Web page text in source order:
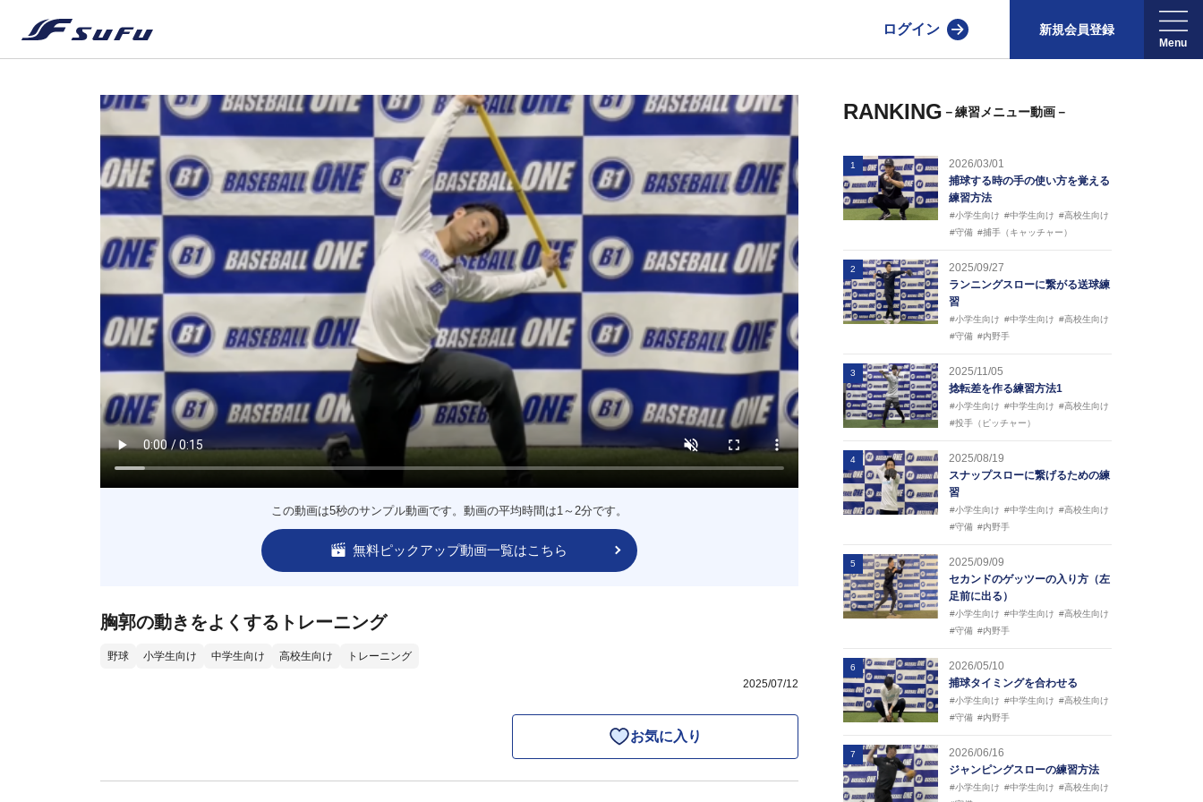
ログイン 新規会員登録
この動画は5秒のサンプル動画です。動画の平均時間は1～2分です。
無料ピックアップ動画一覧はこちら
胸郭の動きをよくするトレーニング
野球 小学生向け 中学生向け 高校生向け トレーニング
2025/07/12
お気に入り
RANKING －練習メニュー動画－
1
2026/03/01
捕球する時の手の使い方を覚える
練習方法
#小学生向け #中学生向け #高校生向け
#守備 #捕手（キャッチャー）
2
2025/09/27
ランニングスローに繋がる送球練
習
#小学生向け #中学生向け #高校生向け
#守備 #内野手
3
2025/11/05
捻転差を作る練習方法1
#小学生向け #中学生向け #高校生向け
#投手（ピッチャー）
4
2025/08/19
スナップスローに繋げるための練
習
#小学生向け #中学生向け #高校生向け
#守備 #内野手
5
2025/09/09
セカンドのゲッツーの入り方（左
足前に出る）
#小学生向け #中学生向け #高校生向け
#守備 #内野手
6
2026/05/10
捕球タイミングを合わせる
#小学生向け #中学生向け #高校生向け
#守備 #内野手
7
2026/06/16
ジャンピングスローの練習方法
#小学生向け #中学生向け #高校生向け